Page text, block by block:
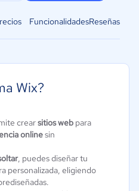
FuncionalidadesReseñas
Wix?
crearsitios web para
onlinesin
, puedes diseñar tu
personalizada, eligiendo